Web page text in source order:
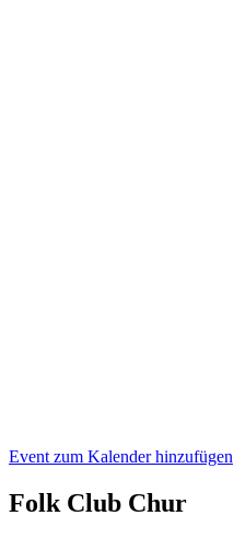
Event zum Kalender hinzufügen
Folk Club Chur